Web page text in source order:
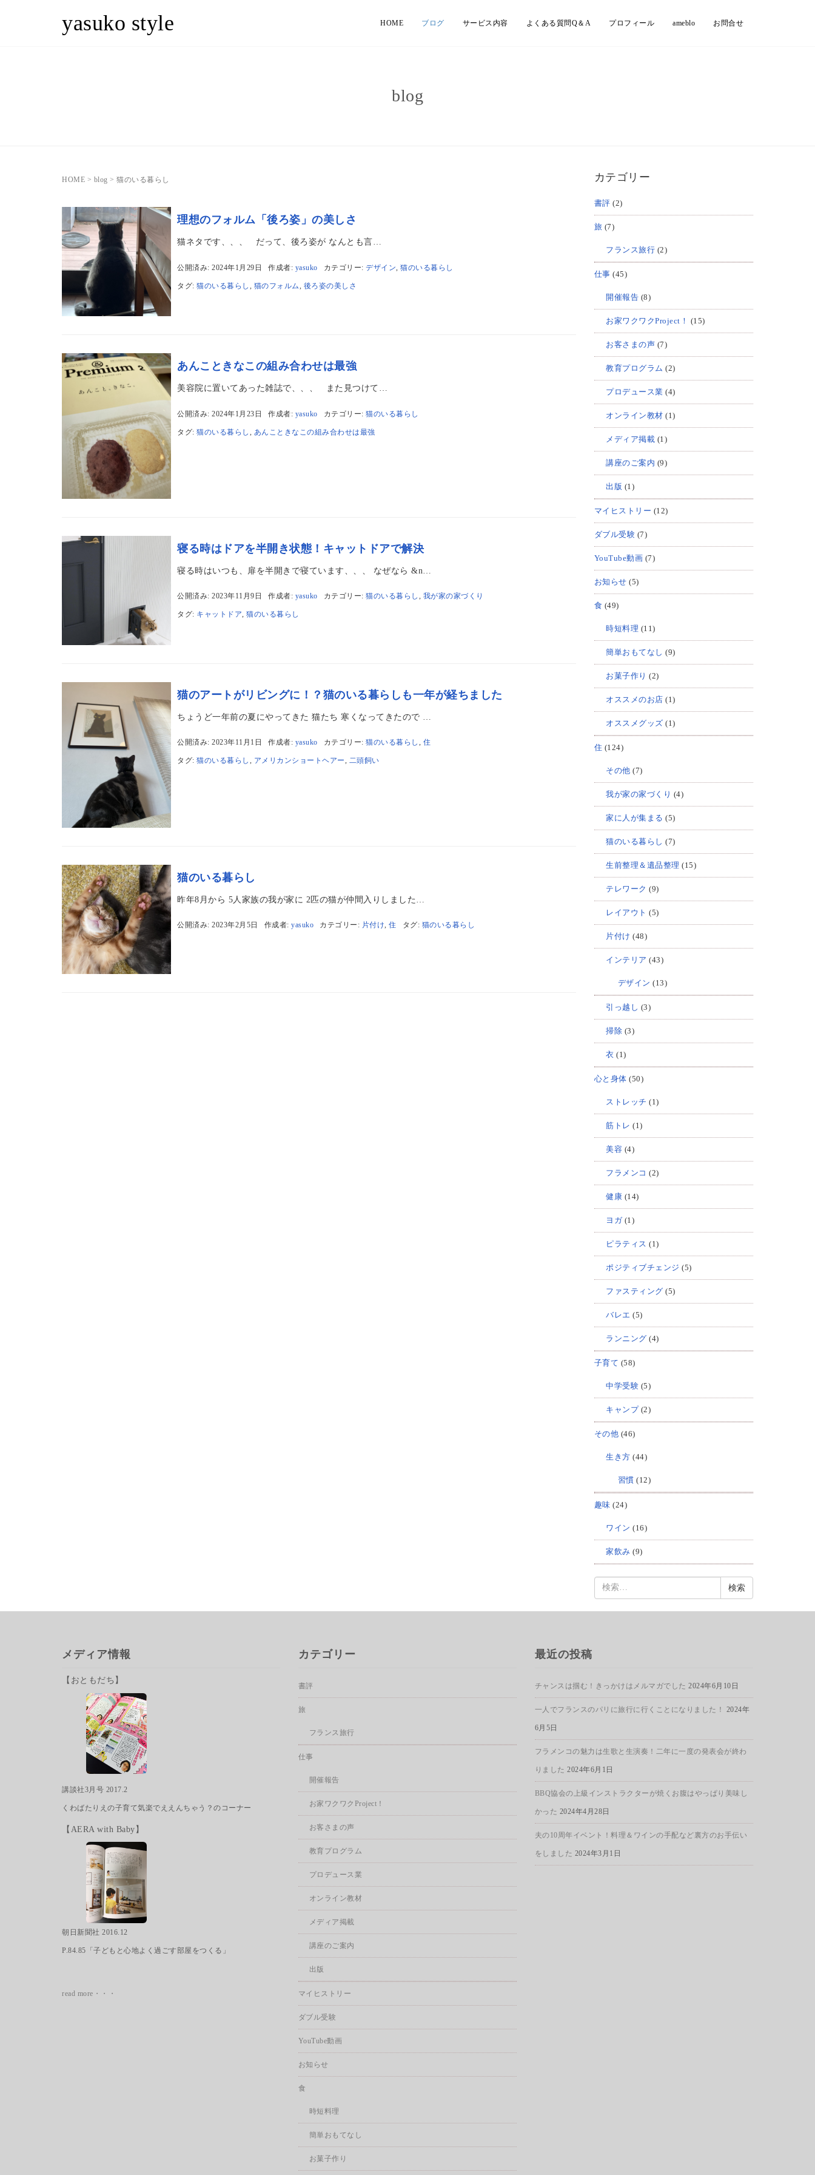
yasuko style HOME ブログ サービス内容 よくある質問Q＆A プロフィール ameblo お問合せ
blog
HOME > blog > 猫のいる暮らし
理想のフォルム「後ろ姿」の美しさ
猫ネタです、、、 だって、後ろ姿が なんとも言…
公開済み: 2024年1月29日 作成者: yasuko カテゴリー: デザイン 猫のいる暮らし
タグ: 猫のいる暮らし 猫のフォルム 後ろ姿の美しさ
あんこときなこの組み合わせは最強
美容院に置いてあった雑誌で、、、 また見つけて…
公開済み: 2024年1月23日 作成者: yasuko カテゴリー: 猫のいる暮らし
タグ: 猫のいる暮らし あんこときなこの組み合わせは最強
寝る時はドアを半開き状態！キャットドアで解決
寝る時はいつも、扉を半開きで寝ています、、、 なぜなら &n…
公開済み: 2023年11月9日 作成者: yasuko カテゴリー: 猫のいる暮らし , 我が家の家づくり
タグ: キャットドア, 猫のいる暮らし
猫のアートがリビングに！？猫のいる暮らしも一年が経ちました
ちょうど一年前の夏にやってきた 猫たち 寒くなってきたので …
公開済み: 2023年11月1日 作成者: yasuko カテゴリー: 猫のいる暮らし , 住
タグ: 猫のいる暮らし , アメリカンショートヘアー, 二頭飼い
猫のいる暮らし
昨年8月から 5人家族の我が家に 2匹の猫が仲間入りしました…
公開済み: 2023年2月5日 作成者: yasuko カテゴリー: 片付け, 住 タグ: 猫のいる暮らし
カテゴリー
書評 (2)
旅 (7)
フランス旅行 (2)
仕事 (45)
開催報告 (8)
お家ワクワクProject！ (15)
お客さまの声 (7)
教育プログラム (2)
プロデュース業 (4)
オンライン教材 (1)
メディア掲載 (1)
講座のご案内 (9)
出版 (1)
マイヒストリー (12)
ダブル受験 (7)
YouTube動画 (7)
お知らせ (5)
食 (49)
時短料理 (11)
簡単おもてなし (9)
お菓子作り (2)
オススメのお店 (1)
オススメグッズ (1)
住 (124)
その他 (7)
我が家の家づくり (4)
家に人が集まる (5)
猫のいる暮らし (7)
生前整理＆遺品整理 (15)
テレワーク (9)
レイアウト (5)
片付け (48)
インテリア (43)
デザイン (13)
引っ越し (3)
掃除 (3)
衣 (1)
心と身体 (50)
ストレッチ (1)
筋トレ (1)
美容 (4)
フラメンコ (2)
健康 (14)
ヨガ(1)
ピラティス (1)
ポジティブチェンジ (5)
ファスティング (5)
バレエ (5)
ランニング (4)
子育て (58)
中学受験 (5)
キャンプ(2)
その他 (46)
生き方 (44)
習慣 (12)
趣味 (24)
ワイン (16)
家飲み (9)
メディア情報
【おともだち】
講談社3月号 2017.2
くわばたりえの子育て気楽でええんちゃう？のコーナー
【AERA with Baby】
朝日新聞社 2016.12
P.84.85「子どもと心地よく過ごす部屋をつくる」
read more・・・
カテゴリー
書評
旅
フランス旅行
仕事
開催報告
お家ワクワクProject！
お客さまの声
教育プログラム
プロデュース業
オンライン教材
メディア掲載
講座のご案内
出版
マイヒストリー
ダブル受験
YouTube動画
お知らせ
食
時短料理
簡単おもてなし
お菓子作り
最近の投稿
チャンスは掴む！きっかけはメルマガでした 2024年6月10日
一人でフランスのパリに旅行に行くことになりました！ 2024年
6月5日
フラメンコの魅力は生歌と生演奏！二年に一度の発表会が終わ
りました 2024年6月1日
BBQ協会の上級インストラクターが焼くお腹はやっぱり美味し
かった 2024年4月28日
夫の10周年イベント！料理＆ワインの手配など裏方のお手伝い
をしました 2024年3月1日